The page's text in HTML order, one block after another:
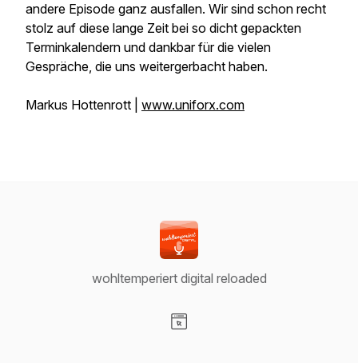
andere Episode ganz ausfallen. Wir sind schon recht
stolz auf diese lange Zeit bei so dicht gepackten
Terminkalendern und dankbar für die vielen
Gespräche, die uns weitergerbacht haben.
Markus Hottenrott | www.uniforx.com
wohltemperiert digital reloaded